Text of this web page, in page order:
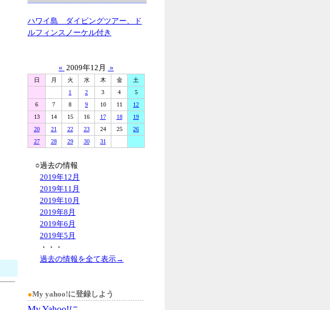
ハワイ島 ダイビングツアー、ド
ルフィンスノーケル付き
« 2009年12月 »
日 月 火 水 木 金
土
1
2 3 4
5
6
7 8 9 10 11
12
13
14 15 16 17 18
19
20
21 22 23 24 25
26
27
28 29 30 31
○過去の情報
2019年12月
2019年11月
2019年10月
2019年8月
2019年6月
2019年5月
・・・
過去の情報を全て表示→
●My yahoo!に登録しよう